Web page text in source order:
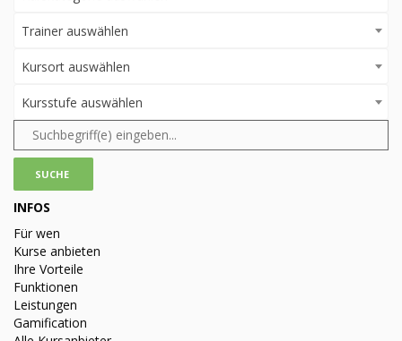
Trainer auswählen
Kursort auswählen
Kursstufe auswählen
INFOS
Für wen
Kurse anbieten
Ihre Vorteile
Funktionen
Leistungen
Gamification